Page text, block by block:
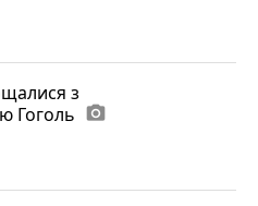
з
Гоголь photo_camera